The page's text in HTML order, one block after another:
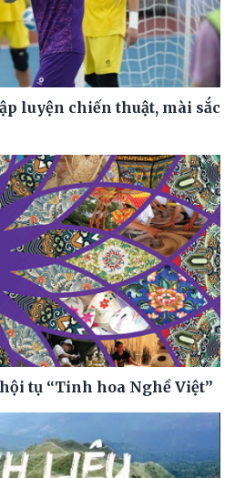
luyện chiến thuật, mài sắc
tụ “Tinh hoa Nghề Việt”